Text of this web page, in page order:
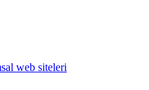
web siteleri